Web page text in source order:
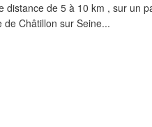
distance de 5 à 10 km , sur un
Châtillon sur Seine...